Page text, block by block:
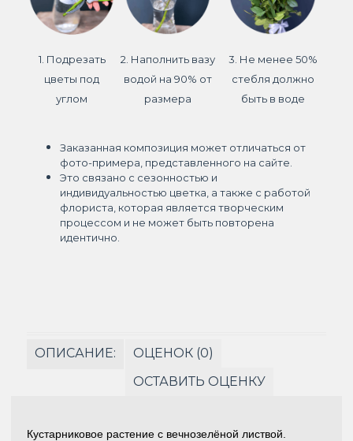
1. Подрезать
цветы под
углом
2. Наполнить вазу
водой на 90% от
размера
3. Не менее 50%
стебля должно
быть в воде
Заказанная композиция может отличаться от
фото-примера, представленного на сайте.
Это связано с сезонностью и
индивидуальностью цветка, а также с работой
флориста, которая является творческим
процессом и не может быть повторена
идентично.
ОПИСАНИЕ:
ОЦЕНОК (0)
ОСТАВИТЬ ОЦЕНКУ
Кустарниковое растение с вечнозелёной листвой.